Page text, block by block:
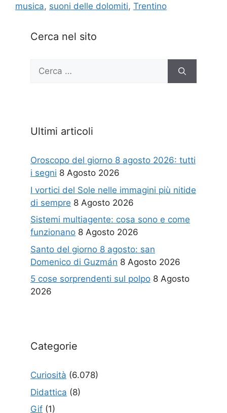
musica, suoni delle dolomiti, Trentino
Cerca nel sito
Ricerca
Ultimi articoli
Oroscopo del giorno 8 agosto 2026: tutti
i segni 8 Agosto 2026
I vortici del Sole nelle immagini più nitide
di sempre 8 Agosto 2026
Sistemi multiagente: cosa sono e come
funzionano 8 Agosto 2026
Santo del giorno 8 agosto: san
Domenico di Guzmán 8 Agosto 2026
5 cose sorprendenti sul polpo 8 Agosto
2026
Categorie
Curiosità (6.078)
Didattica (8)
Gif (1)